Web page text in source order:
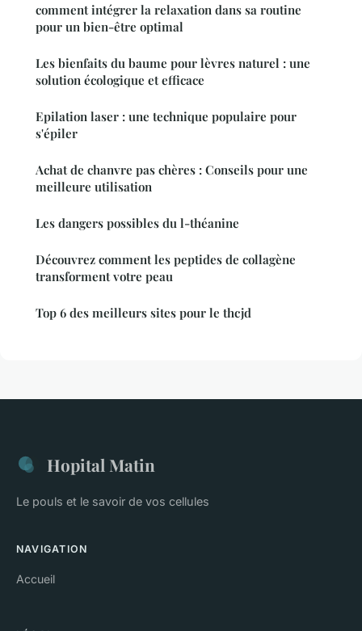
comment intégrer la relaxation dans sa routine
pour un bien-être optimal
Les bienfaits du baume pour lèvres naturel : une
solution écologique et efficace
Epilation laser : une technique populaire pour
s'épiler
Achat de chanvre pas chères : Conseils pour une
meilleure utilisation
Les dangers possibles du l-théanine
Découvrez comment les peptides de collagène
transforment votre peau
Top 6 des meilleurs sites pour le thcjd
Hopital Matin
Le pouls et le savoir de vos cellules
NAVIGATION
Accueil